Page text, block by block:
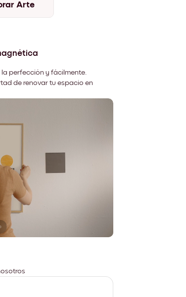
Arte
perfección y fácilmente.
de renovar tu espacio en